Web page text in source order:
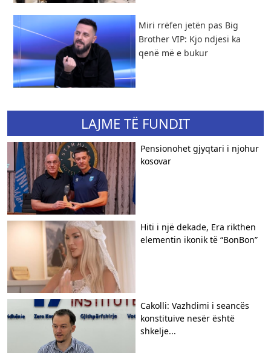
Miri rrëfen jetën pas Big
Brother VIP: Kjo ndjesi ka
qenë më e bukur
LAJME TË FUNDIT
Pensionohet gjyqtari i njohur
kosovar
Hiti i një dekade, Era rikthen
elementin ikonik të “BonBon”
Cakolli: Vazhdimi i seancës
konstituive nesër është
shkelje...